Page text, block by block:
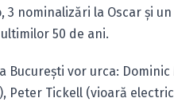
3 nominalizări la Oscar şi
50 de ani.
Bucureşti vor urca:
Peter Tickell (vioară